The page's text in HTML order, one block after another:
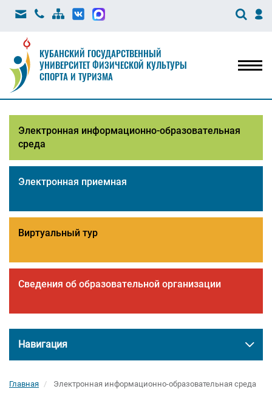
КУБАНСКИЙ ГОСУДАРСТВЕННЫЙ
УНИВЕРСИТЕТ ФИЗИЧЕСКОЙ КУЛЬТУРЫ
СПОРТА И ТУРИЗМА
Электронная информационно-образовательная
среда
Электронная приемная
Виртуальный тур
Сведения об образовательной организации
Навигация
Главная Электронная информационно-образовательная среда